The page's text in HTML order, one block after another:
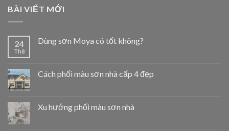
BÀI VIẾT MỚI
24
Th8
Dùng sơn Moya có tốt không?
Cách phối màu sơn nhà cấp 4 đẹp
Xu hướng phối màu sơn nhà